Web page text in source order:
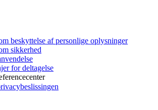
beskyttelse af personlige oplysninger
sikkerhed
for deltagelse